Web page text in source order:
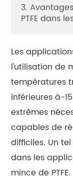
3.
PTFE dans
Les
l'utilisation de
températures
inférieures à-
extrêmes
capables de
difficiles. Un
dans les
mince de PTFE.